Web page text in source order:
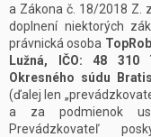
a Zákona č. 18/2018 Z.
doplnení niektorých
právnická osoba
Lužná, IČO: 48 310
Okresného súdu
(ďalej len
a za podmienok
Prevádzkovateľ